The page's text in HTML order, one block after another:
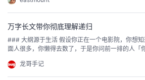
的优势和OpenCV基础概述。希望文章对您有所帮
海涵。接下来，让我们开启整个系列的学习吧！
万字长文带你彻底理解递归
​​### 大纲源于生活 假设你正在一个电影院，你想
面人很多，你懒得去数了，于是你问前一排的人「
不料狗蛋比你还要懒，他也不想数，于是他也问前
蛋用和你一样的步骤知道了自己所在的排数。然后
龙哥手记